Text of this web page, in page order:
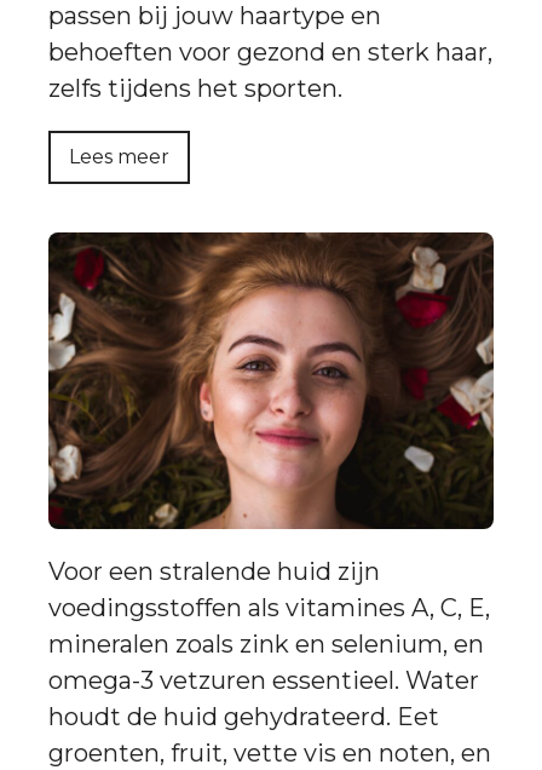
passen bij jouw haartype en
behoeften voor gezond en sterk haar,
zelfs tijdens het sporten.
Lees meer
Voor een stralende huid zijn
voedingsstoffen als vitamines A, C, E,
mineralen zoals zink en selenium, en
omega-3 vetzuren essentieel. Water
houdt de huid gehydrateerd. Eet
groenten, fruit, vette vis en noten, en